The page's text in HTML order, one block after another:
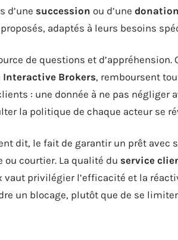
d’une succession ou d’une donation
adaptés à leurs besoins
de questions et d’appréhension.
Interactive Brokers, remboursent
: une donnée à ne pas négliger
la politique de chaque acteur se
dit, le fait de garantir un prêt avec
courtier. La qualité du service
privilégier l’efficacité et la
un blocage, plutôt que de se